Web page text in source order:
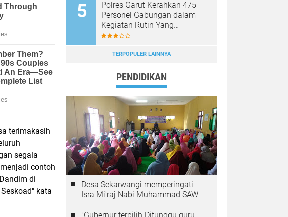
terimakasih
segala
contoh
di
kata
Polres Garut Kerahkan 475
Personel Gabungan dalam
Kegiatan Rutin Yang
Ditingkatkan, Ciptakan Situasi
Kondusif
TERPOPULER LAINNYA
PENDIDIKAN
Desa Sekarwangi memperingati
Isra Mi'raj Nabi Muhammad SAW